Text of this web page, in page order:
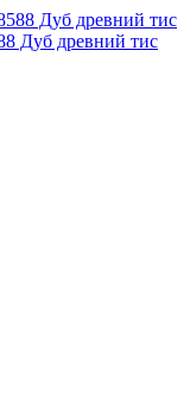
Дуб древний тис